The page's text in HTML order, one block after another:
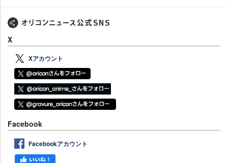
X
Xアカウント
Facebook
Facebookアカウント